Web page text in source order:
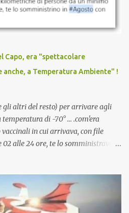
non l’hanno fatto. Se non sei stato
cercato di farti sentire una
mai visto un vaccino che minacci le
mezzi di sussistenza, il lavoro o la
un vaccino che permettesse a un
dei genitori. Dopo tutti i vaccini
Capo, era "spettacolare
anche, a Temperatura Ambiente" !
gli altri del resto) per arrivare agli
di -70° ... .com'era
in cui arrivava, con file
alle 24 ore, te lo somministravano
era "spettacolare Ghiacciato, ma
Ambiente"! Riproponiamo